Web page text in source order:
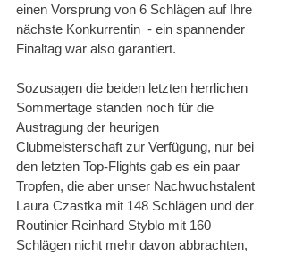
einen Vorsprung von 6 Schlägen auf Ihre
nächste Konkurrentin  - ein spannender
Finaltag war also garantiert.
Sozusagen die beiden letzten herrlichen
Sommertage standen noch für die
Austragung der heurigen
Clubmeisterschaft zur Verfügung, nur bei
den letzten Top-Flights gab es ein paar
Tropfen, die aber unser Nachwuchstalent
Laura Czastka mit 148 Schlägen und der
Routinier Reinhard Styblo mit 160
Schlägen nicht mehr davon abbrachten,